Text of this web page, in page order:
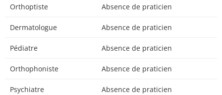
Orthoptiste Absence de praticien
Dermatologue Absence de praticien
Pédiatre Absence de praticien
Orthophoniste Absence de praticien
Psychiatre Absence de praticien